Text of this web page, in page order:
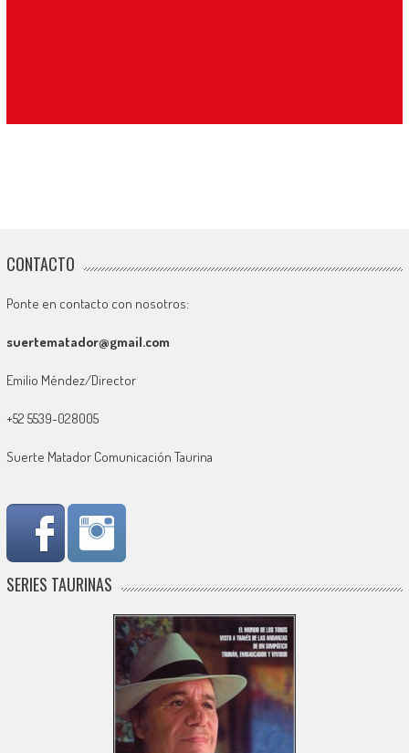
CONTACTO
Ponte en contacto con nosotros:
suertematador@gmail.com
Emilio Méndez/Director
+52 5539-028005
Suerte Matador Comunicación Taurina
SERIES TAURINAS